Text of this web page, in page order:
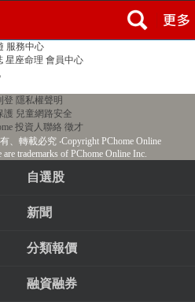
服務中心
星座命理 會員中心
登 隱私權聲明
護 兒童網路安全
投資人聯絡 徵才
、轉載必究‧Copyright PChome Online
trademarks of PChome Online Inc.
自選股
新聞
分類報價
融資融券